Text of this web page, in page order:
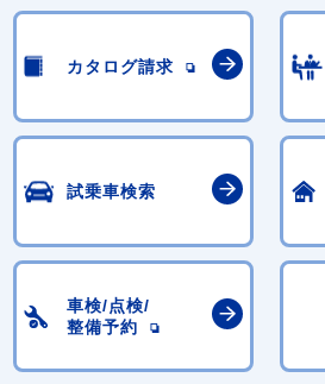
カタログ請求
試乗車検索
車検/点検/
整備予約